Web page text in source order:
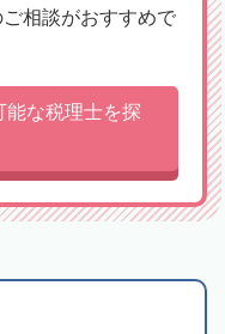
相談がおすすめで
能な税理士を探